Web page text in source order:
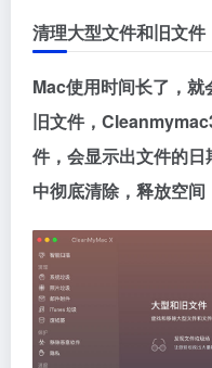
清理大型文件和旧文件
Mac使用时间长了，
旧文件，
件，会显示出文件的
中彻底清除，释放空间